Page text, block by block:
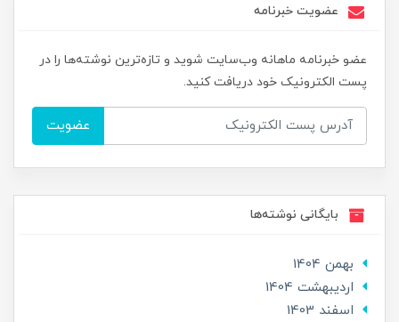
عضویت خبرنامه
عضو خبرنامه ماهانه وب‌سایت شوید و تازه‌ترین نوشته‌ها را در
پست الکترونیک خود دریافت کنید.
عضویت
بایگانی نوشته‌ها
بهمن 1404
ارديبهشت 1404
اسفند 1403